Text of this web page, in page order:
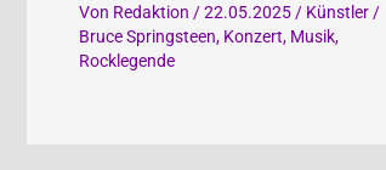
Von Redaktion /22.05.2025 / Künstler/
Bruce Springsteen, Konzert, Musik,
Rocklegende